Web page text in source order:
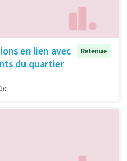
en lien avec
du quartier
Retenue
0